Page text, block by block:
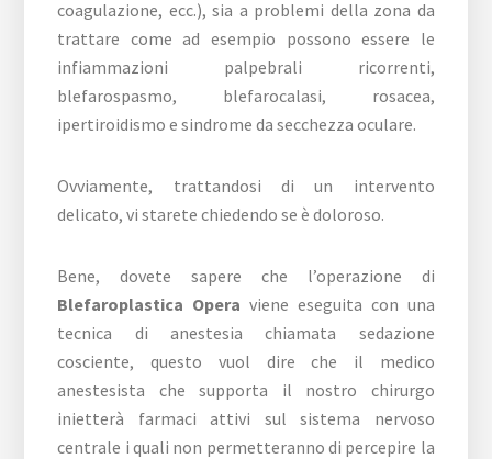
coagulazione, ecc.), sia a problemi della zona da
trattare come ad esempio possono essere le
infiammazioni palpebrali ricorrenti,
blefarospasmo, blefarocalasi, rosacea,
ipertiroidismo e sindrome da secchezza oculare.
Ovviamente, trattandosi di un intervento
delicato, vi starete chiedendo se è doloroso.
Bene, dovete sapere che l’operazione di
Blefaroplastica Opera viene eseguita con una
tecnica di anestesia chiamata sedazione
cosciente, questo vuol dire che il medico
anestesista che supporta il nostro chirurgo
inietterà farmaci attivi sul sistema nervoso
centrale i quali non permetteranno di percepire la